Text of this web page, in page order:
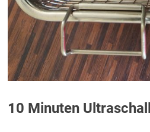
10 Minuten